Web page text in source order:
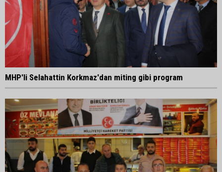
MHP'li Selahattin Korkmaz'dan miting gibi program